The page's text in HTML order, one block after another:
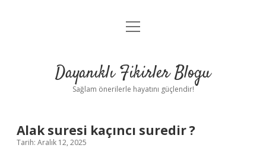
Anasayfa
Yasal Uyarı
menüyü
Dayanıklı Fikirler Blogu
Sağlam önerilerle hayatını güçlendir!
Alak suresi kaçıncı suredir ?
Tarih: Aralık 12, 2025